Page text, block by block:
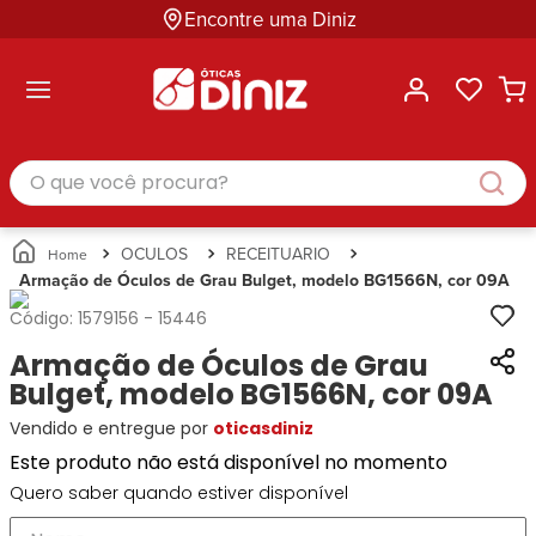
Encontre uma Diniz
Masculino
Feminino
Infantil
Unissex
Busque
Marcas
Ana
Hickmann
Bulget
Miu-
Miu
Guess
Lacoste
Categorias
Masculino
Feminino
Infantil
Unissex
Por
Ray-
Ban
Prada
Ana
Hickmann
Correntes
para
Óculos
Estojos
para
Óculos
Soluções
e
Cuidados
Busque
Ray-
Ban
Armani
Exchange
Tommy
Hilfiger
Ana
Hickmann
Guess
Categoria
Armações
de Óculos
Óculos
de Sol
para
Óculos
Estojo
para
Óculos
Gênero
Masculino
Feminino
O que você procura?
OCULOS
RECEITUARIO
Armação de Óculos de Grau Bulget, modelo BG1566N, cor 09A
Código: 1579156 - 15446
Armação de Óculos de Grau
Bulget, modelo BG1566N, cor 09A
Vendido e entregue por oticasdiniz
Este produto não está disponível no momento
Quero saber quando estiver disponível